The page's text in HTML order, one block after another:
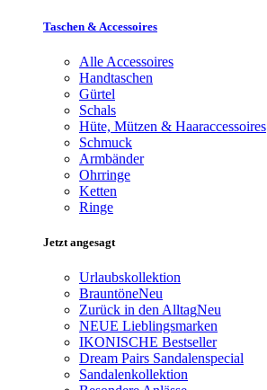
Taschen & Accessoires
Alle Accessoires
Handtaschen
Gürtel
Schals
Hüte, Mützen & Haaraccessoires
Schmuck
Armbänder
Ohrringe
Ketten
Ringe
Jetzt angesagt
Urlaubskollektion
BrauntöneNeu
Zurück in den AlltagNeu
NEUE Lieblingsmarken
IKONISCHE Bestseller
Dream Pairs Sandalenspecial
Sandalenkollektion